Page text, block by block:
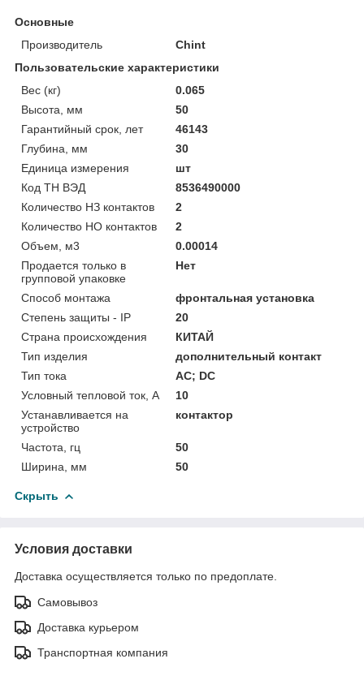
Основные
Производитель
Chint
Пользовательские характеристики
Вес (кг)
0.065
Высота, мм
50
Гарантийный срок, лет
46143
Глубина, мм
30
Единица измерения
шт
Код ТН ВЭД
8536490000
Количество НЗ контактов
2
Количество НО контактов
2
Объем, м3
0.00014
Продается только в
групповой упаковке
Нет
Способ монтажа
фронтальная установка
Степень защиты - IP
20
Страна происхождения
КИТАЙ
Тип изделия
дополнительный контакт
Тип тока
AC; DC
Условный тепловой ток, А
10
Устанавливается на
устройство
контактор
Частота, гц
50
Ширина, мм
50
Скрыть
Условия доставки
Доставка осуществляется только по предоплате.
Самовывоз
Доставка курьером
Транспортная компания